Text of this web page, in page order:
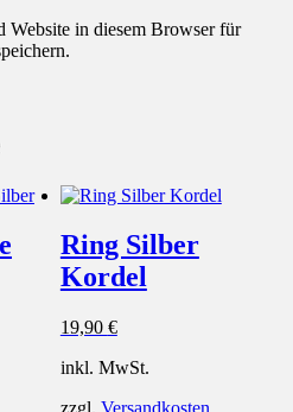
Website in diesem Browser für
Ring Silber
Kordel
19,90 €
inkl. MwSt.